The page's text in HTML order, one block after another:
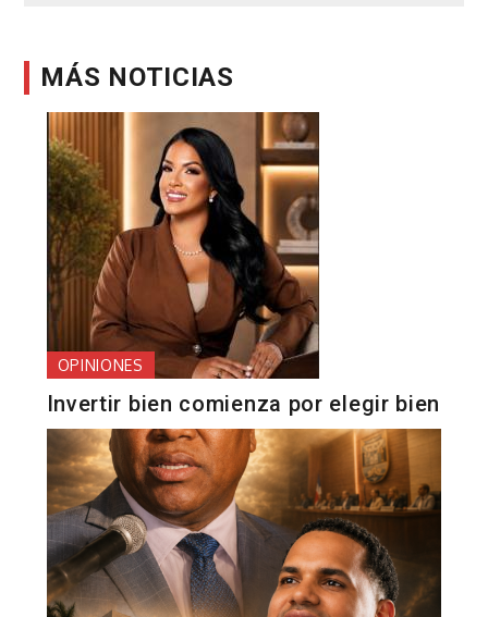
MÁS NOTICIAS
OPINIONES
Invertir bien comienza por elegir bien